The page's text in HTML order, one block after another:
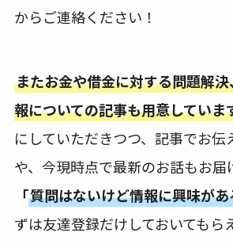
からご連絡ください！
またお金や借金に対する問題解
報についての記事も用意していま
にしていただきつつ、記事でお伝
や、今現時点で最新のお話もお届
「質問はないけど情報に興味があ
ずは友達登録だけしておいてもら